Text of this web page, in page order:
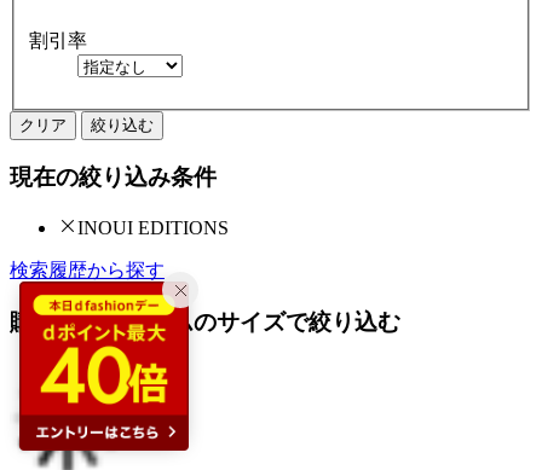
割引率
クリア 絞り込む
現在の絞り込み条件
INOUI EDITIONS
検索履歴から探す
購入済みアイテムのサイズで絞り込む